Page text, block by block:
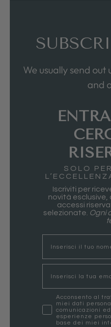
We usually send out
and
SOLO
Iscriviti per
novità esclusive,
accessi
selezionate. Ogni
marketing
Acconsento al
miei dati
comunicazioni
esperienze
base dei miei